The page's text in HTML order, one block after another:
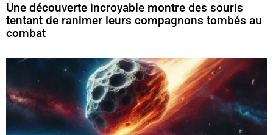
Une découverte incroyable montre des souris
tentant de ranimer leurs compagnons tombés au
combat